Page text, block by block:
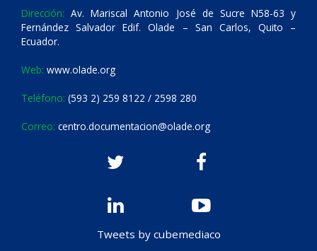
Dirección: Av. Mariscal Antonio José de Sucre N58-63 y
Fernández Salvador Edif. Olade – San Carlos, Quito –
Ecuador.
Web: www.olade.org
Teléfono: (593 2) 259 8122 / 2598 280
Correo: centro.documentacion@olade.org
Tweets by cubemediaco